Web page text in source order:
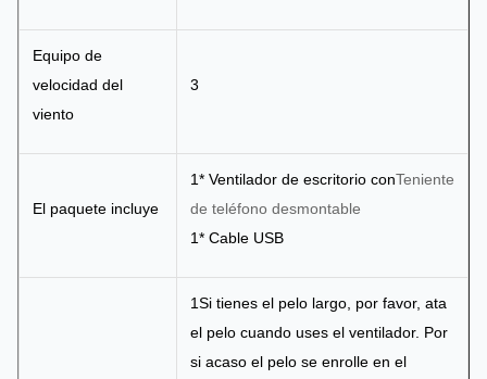
Equipo de
velocidad del
viento
3
El paquete incluye
1* Ventilador de escritorio conTeniente
de teléfono desmontable
1* Cable USB
1Si tienes el pelo largo, por favor, ata
el pelo cuando uses el ventilador. Por
si acaso el pelo se enrolle en el